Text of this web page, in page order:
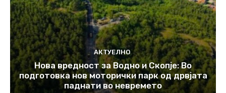
АКТУЕЛНО
Нова вредност за Водно и Скопје: Во
подготовка нов моторички парк од дрвјата
паднати во невремето